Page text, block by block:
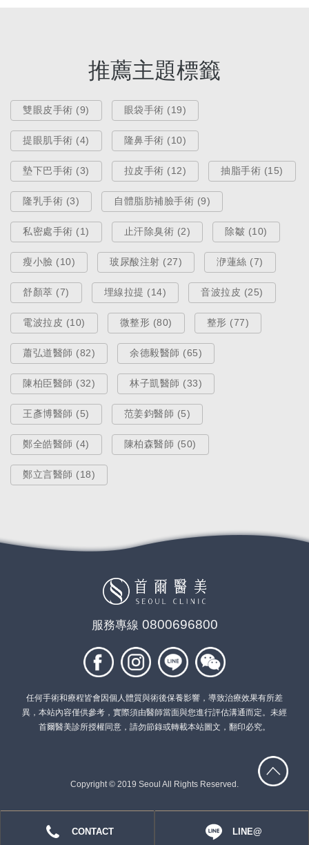
CONTACT LINE@
推薦主題標籤
雙眼皮手術 (9) 眼袋手術 (19)
提眼肌手術 (4) 隆鼻手術 (10)
墊下巴手術 (3) 拉皮手術 (12) 抽脂手術 (15)
隆乳手術 (3) 自體脂肪補臉手術 (9)
私密處手術 (1) 止汗除臭術 (2) 除皺 (10)
瘦小臉 (10) 玻尿酸注射 (27) 洢蓮絲 (7)
舒顏萃 (7) 埋線拉提 (14) 音波拉皮 (25)
電波拉皮 (10) 微整形 (80) 整形 (77)
蕭弘道醫師 (82) 余德毅醫師 (65)
陳柏臣醫師 (32) 林子凱醫師 (33)
王彥博醫師 (5) 范姜鈞醫師 (5)
鄭全皓醫師 (4) 陳柏森醫師 (50)
鄭立言醫師 (18)
服務專線 0800696800
任何手術和療程皆會因個人體質與術後保養影響，導致治療效果有所差
異，本站內容僅供參考，實際須由醫師當面與您進行評估溝通而定。未經
首爾醫美診所授權同意，請勿節錄或轉載本站圖文，翻印必究。
Copyright © 2019 Seoul All Rights Reserved.